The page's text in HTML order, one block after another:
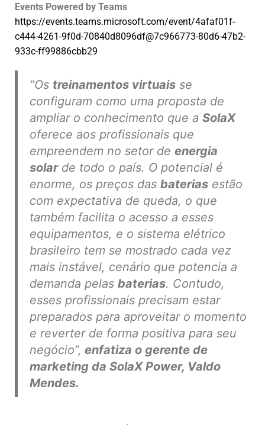
Events Powered by Teams
https://events.teams.microsoft.com/event/4afaf01f-
c444-4261-9f0d-70840d8096df@7c966773-80d6-47b2-
933c-ff99886cbb29
“Os treinamentos virtuais se
configuram como uma proposta de
ampliar o conhecimento que a SolaX
oferece aos profissionais que
empreendem no setor de energia
solarde todo o país. O potencial é
enorme, os preços das baterias estão
com expectativa de queda, o que
também facilita o acesso a esses
equipamentos, e o sistema elétrico
brasileiro tem se mostrado cada vez
mais instável, cenário que potencia a
demanda pelas baterias. Contudo,
esses profissionais precisam estar
preparados para aproveitar o momento
e reverter de forma positiva para seu
negócio”, enfatiza o gerente de
marketing da SolaX Power, Valdo
Mendes.